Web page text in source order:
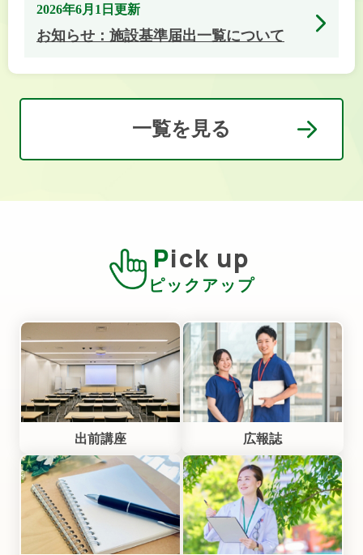
2026年6月1日更新
お知らせ：施設基準届出一覧について
一覧を見る
Pick up
ピックアップ
出前講座 広報誌